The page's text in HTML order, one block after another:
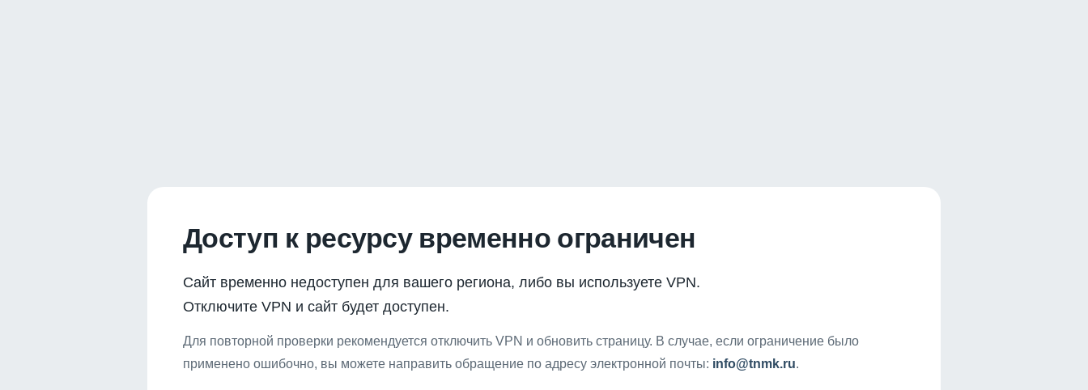
Доступ к ресурсу временно ограничен
Сайт временно недоступен для вашего региона, либо вы используете VPN.
Отключите VPN и сайт будет доступен.
Для повторной проверки рекомендуется отключить VPN и обновить страницу. В случае, если ограничение было
применено ошибочно, вы можете направить обращение по адресу электронной почты: info@tnmk.ru.